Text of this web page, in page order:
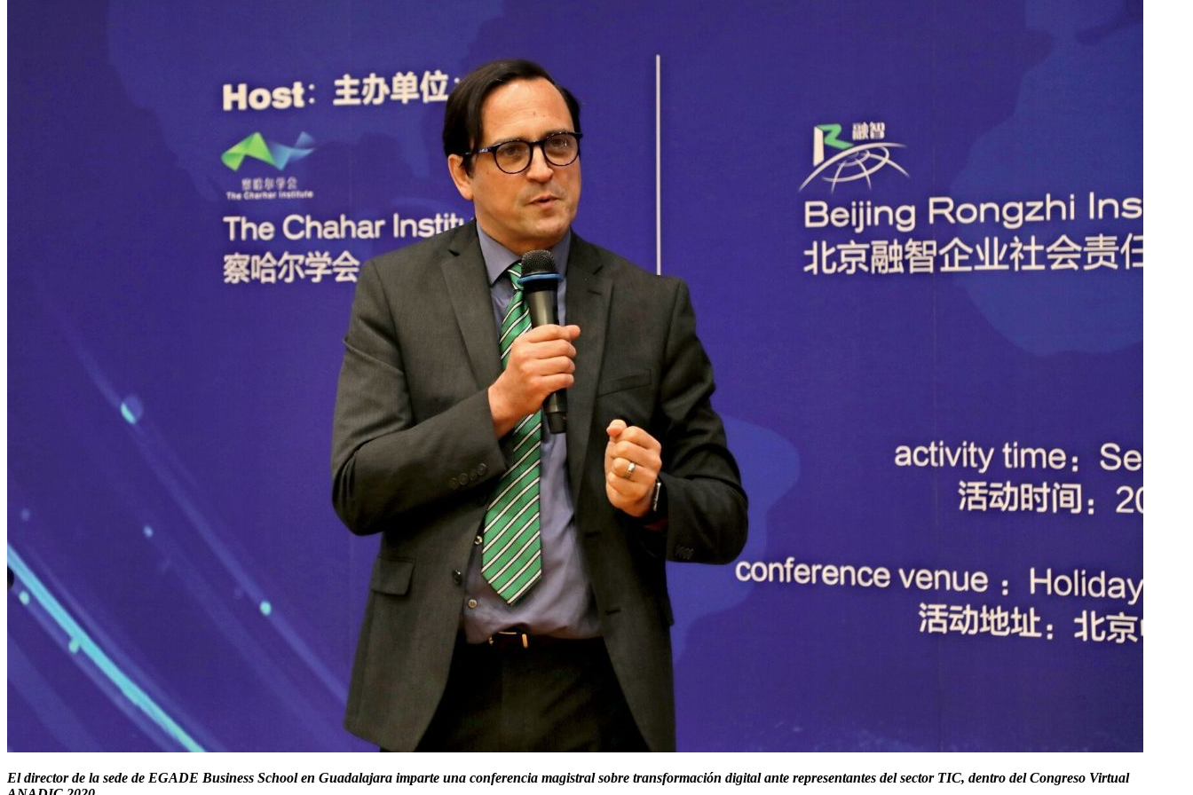
El director de la sede de EGADE Business School en Guadalajara imparte una conferencia magistral sobre transformación digital ante representantes del sector TIC, dentro delCongreso Virtual